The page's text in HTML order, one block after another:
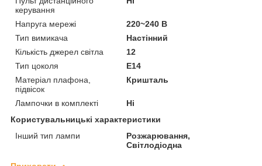
керування
Напруга мережі
220~240 В
Тип вимикача
Настінний
Кількість джерел світла
12
Тип цоколя
E14
Матеріал плафона,
підвісок
Кришталь
Лампочки в комплекті
Ні
Користувальницькі характеристики
Інший тип лампи
Розжарювання,
Світлодіодна